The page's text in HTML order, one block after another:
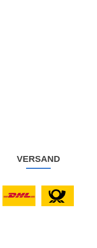
VERSAND